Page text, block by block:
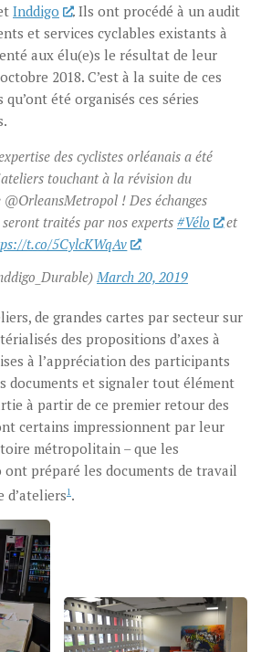
Inddigo
. Ils ont procédé à un audit
et services cyclables existants à
aux élu(e)s le résultat de leur
2018. C’est à la suite de ces
été organisés ces séries
des cyclistes orléanais a été
touchant à la révision du
! Des échanges
traités par nos experts #Vélo
et
t.co/5CylcKWqAv
March 20, 2019
de grandes cartes par secteur sur
des propositions d’axes à
à l’appréciation des participants
documents et signaler tout élément
à partir de ce premier retour des
certains impressionnent par leur
métropolitain – que les
ont préparé les documents de travail
d’ateliers1 .